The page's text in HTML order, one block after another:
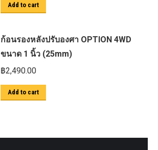
Add to cart
ก้อนรองหลังปรับองศา OPTION 4WD
ขนาด 1 นิ้ว (25mm)
฿2,490.00
Add to cart